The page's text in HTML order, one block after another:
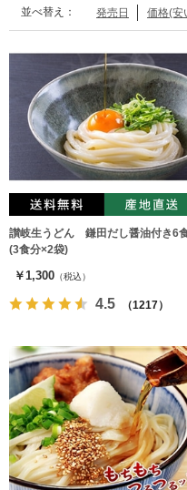
並べ替え： 発売日 価格(安
讃岐生うどん 鎌田だし醤油付き6
(3食分×2袋)
￥1,300 （税込）
4.5 （1217）